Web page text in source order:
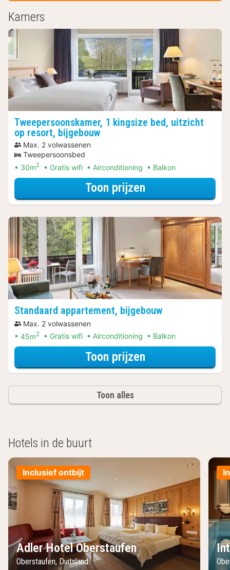
Kamers
Tweepersoonskamer, 1 kingsize bed, uitzicht
op resort, bijgebouw
Max. 2 volwassenen
Tweepersoonsbed
30m2 Gratis wifi Airconditioning Balkon
Toon prijzenvoor Economy
Standaard appartement, bijgebouw
Max. 2 volwassenen
45m2 Gratis wifi Airconditioning Balkon
Toon prijzenvoor Economy
Toon alles
Hotels in de buurt
Inclusief ontbijt
Adler Hotel Oberstaufen
Oberstaufen, Duitsland